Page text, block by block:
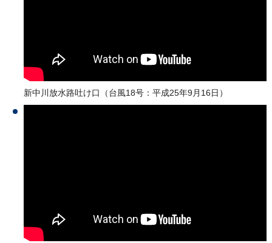
新中川放水路吐け口（台風18号：平成25年9月16日）